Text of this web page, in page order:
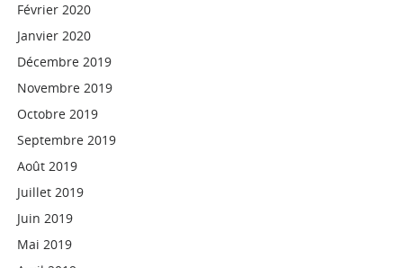
Février 2020
Janvier 2020
Décembre 2019
Novembre 2019
Octobre 2019
Septembre 2019
Août 2019
Juillet 2019
Juin 2019
Mai 2019